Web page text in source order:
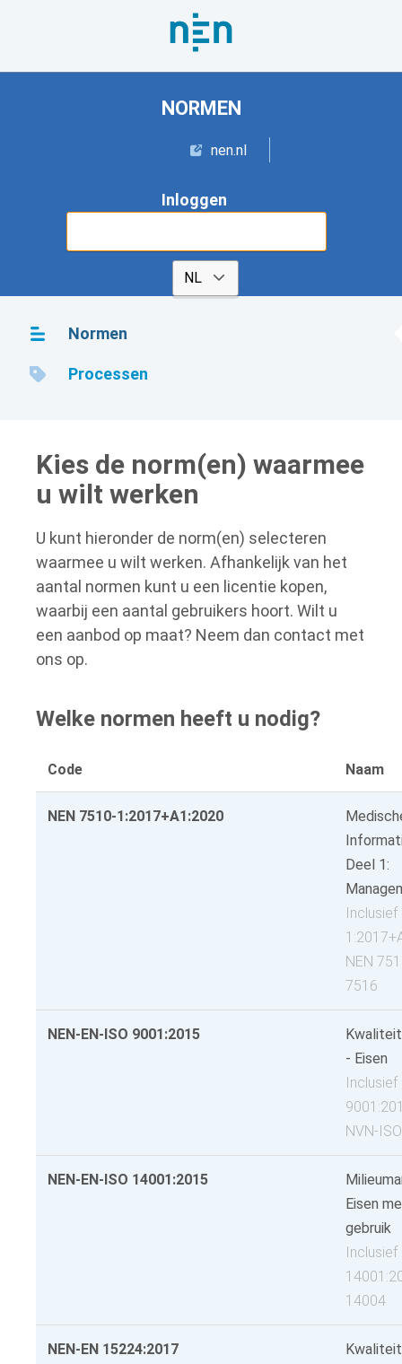
NORMEN
nen.nl
Inloggen
Normen
Processen
Kies de norm(en) waarmee
u wilt werken
U kunt hieronder de norm(en) selecteren
waarmee u wilt werken. Afhankelijk van het
aantal normen kunt u een licentie kopen,
waarbij een aantal gebruikers hoort. Wilt u
een aanbod op maat? Neem dan contact met
ons op.
Welke normen heeft u nodig?
Code Naam
NEN 7510-1:2017+A1:2020
Deel 1:
Inclusief
NEN
7516
NEN-EN-ISO 9001:2015
- Eisen
Inclusief
NVN-
NEN-EN-ISO 14001:2015
Eisen
gebruik
Inclusief
14004
NEN-EN 15224:2017